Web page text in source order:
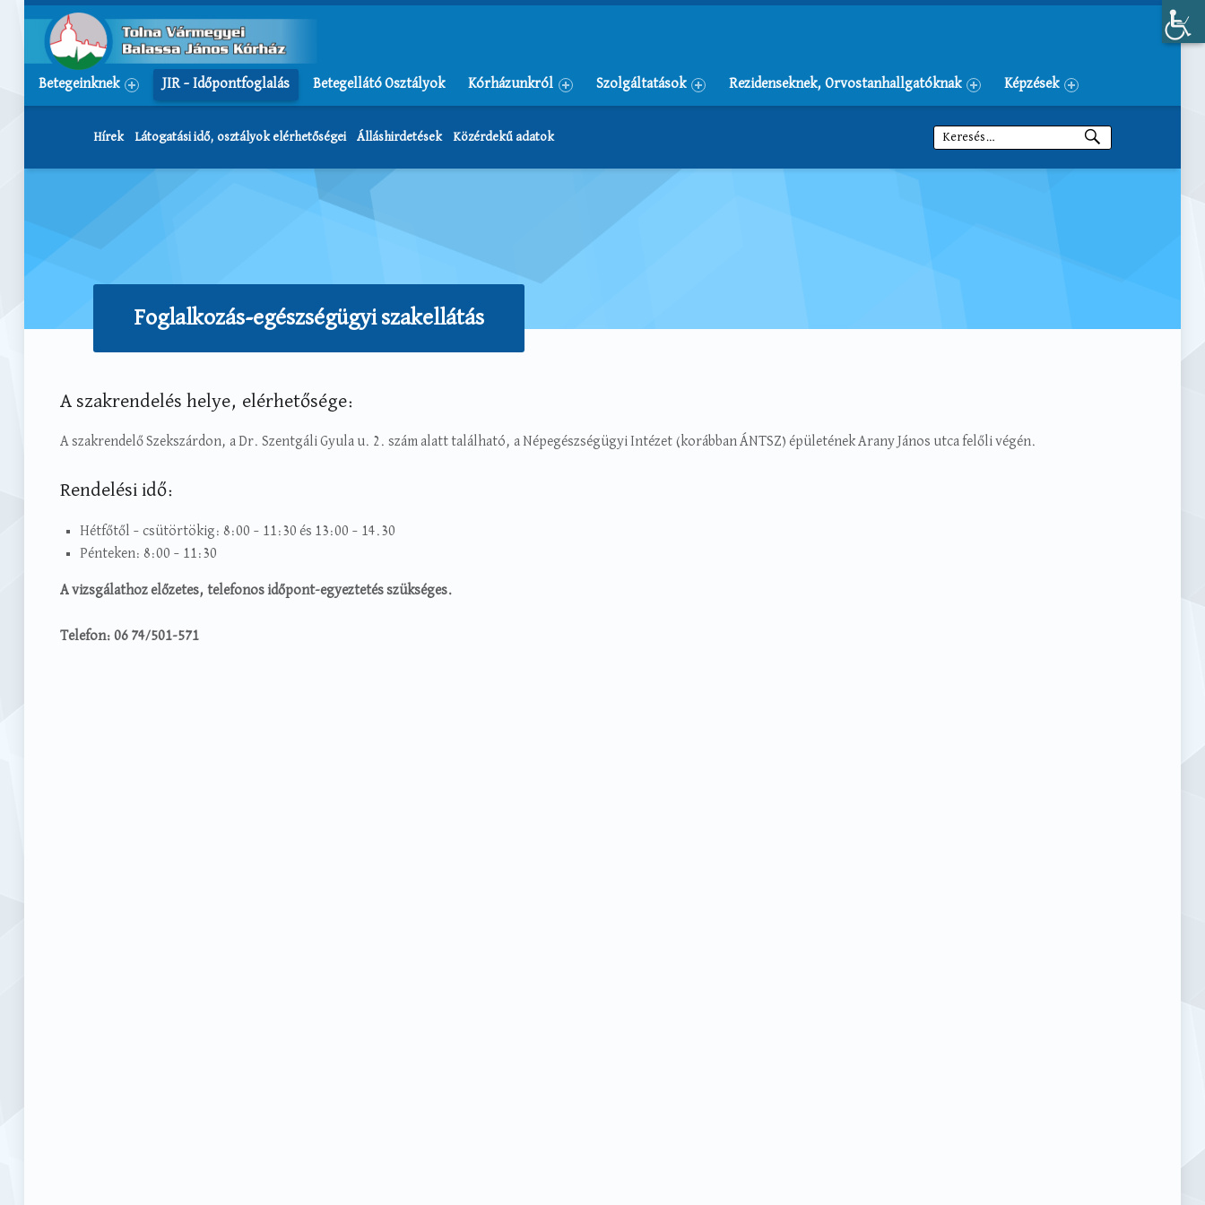
Tolna Vármegyei Balassa János Kórház
Betegeinknek JIR – Időpontfoglalás Betegellátó Osztályok Kórházunkról Szolgáltatások Rezidenseknek, Orvostanhallgatóknak Képzések
Hírek Látogatási idő, osztályok elérhetőségei Álláshirdetések Közérdekű adatok
Foglalkozás-egészségügyi szakellátás
A szakrendelés helye, elérhetősége:
A szakrendelő Szekszárdon, a Dr. Szentgáli Gyula u. 2. szám alatt található, a Népegészségügyi Intézet (korábban ÁNTSZ) épületének Arany János utca felőli végén.
Rendelési idő:
Hétfőtől – csütörtökig: 8:00 – 11:30 és 13:00 – 14.30
Pénteken: 8:00 – 11:30
A vizsgálathoz előzetes, telefonos időpont-egyeztetés szükséges.
Telefon: 06 74/501-571